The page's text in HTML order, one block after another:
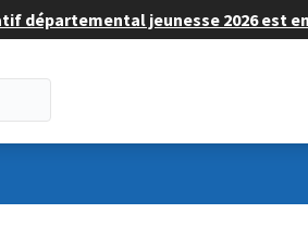
jeunesse 2026 est en